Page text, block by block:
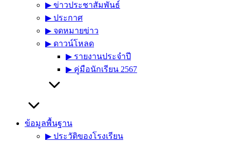
▶︎ ข่าวประชาสัมพันธ์
▶︎ ประกาศ
▶︎ จดหมายข่าว
▶︎ ดาวน์โหลด
▶︎ รายงานประจำปี
▶︎ คู่มือนักเรียน 2567
ข้อมูลพื้นฐาน
▶︎ ประวัติของโรงเรียน